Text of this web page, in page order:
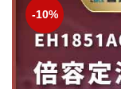
-10%